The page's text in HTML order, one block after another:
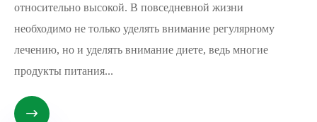
относительно высокой. В повседневной жизни
необходимо не только уделять внимание регулярному
лечению, но и уделять внимание диете, ведь многие
продукты питания...
